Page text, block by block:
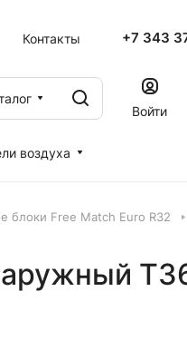
Контакты +7 343
Войти
воздуха
блоки Free Match Euro R32